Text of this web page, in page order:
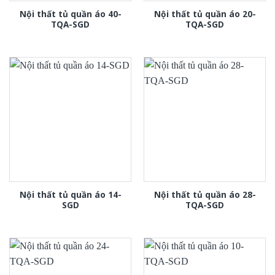
Nội thất tủ quần áo 40-
TQA-SGD
Nội thất tủ quần áo 20-
TQA-SGD
Nội thất tủ quần áo 14-
SGD
Nội thất tủ quần áo 28-
TQA-SGD